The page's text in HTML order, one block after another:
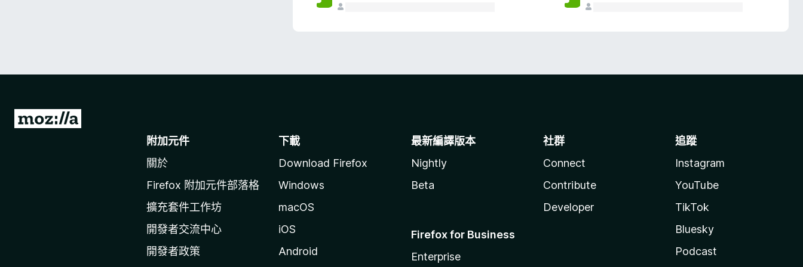
前
附加元件
關於
Firefox 附加元件部落格
擴充套件工作坊
開發者交流中心
開發者政策
下載
Download Firefox
Windows
macOS
iOS
Android
最新編譯版本
Nightly
Beta
Firefox for Business
Enterprise
社群
Connect
Contribute
Developer
追蹤
Instagram
YouTube
TikTok
Bluesky
Podcast